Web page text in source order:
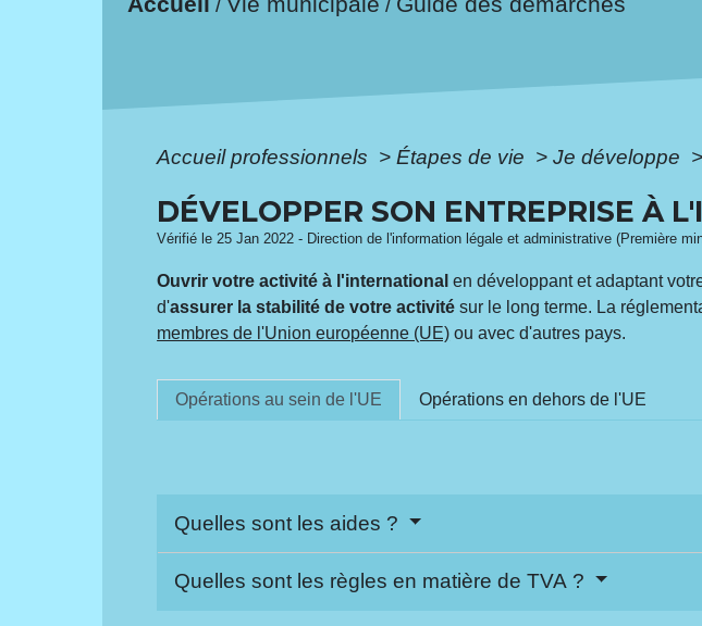
/ /
Accueil professionnels > Étapes de vie > Je développe >
DÉVELOPPER SON ENTREPRISE À
Vérifié le 25 Jan 2022 - Direction de l'information légale et administrative (Première
Ouvrir votre activité à l'international en développant et adaptant
d'assurer la stabilité de votre activité sur le long terme. La
membres de l'Union européenne (UE) ou avec d'autres pays.
Opérations au sein de l'UE Opérations en dehors de l'UE
Quelles sont les aides ?
Quelles sont les règles en matière de TVA ?